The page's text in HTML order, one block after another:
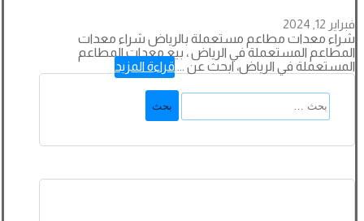
فبراير 12, 2024
شراء معدات مطاعم مستعملة بالرياض شراء معدات
المطاعم المستعملة في الرياض ، بيع معدات المطاعم
المستعملة في الرياض، ابحث عن ... قراءة المزيد
البحث
عن: